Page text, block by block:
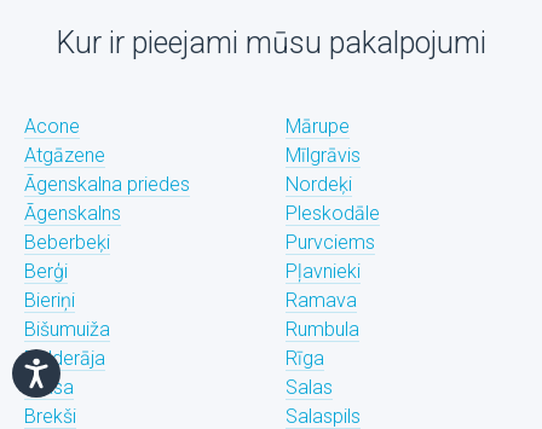
Kur ir pieejami mūsu pakalpojumi
Acone
Atgāzene
Āgenskalna priedes
Āgenskalns
Beberbeķi
Berģi
Bieriņi
Bišumuiža
Bolderāja
Brasa
Brekši
Mārupe
Mīlgrāvis
Nordeķi
Pleskodāle
Purvciems
Pļavnieki
Ramava
Rumbula
Rīga
Salas
Salaspils